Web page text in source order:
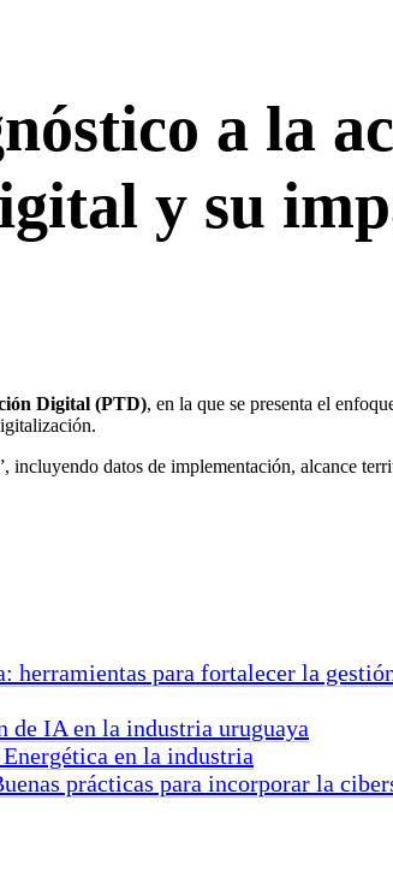
a la
y su
Digital (PTD), en la que se presenta el
datos de implementación, alcance
herramientas para fortalecer la
de IA en la industria uruguaya
en la industria
prácticas para incorporar la